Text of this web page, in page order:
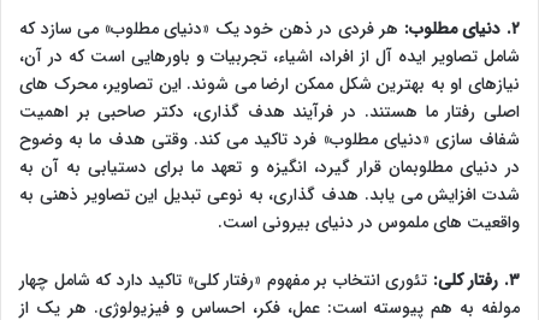
۲. دنیای مطلوب:
هر فردی در ذهن خود یک «دنیای مطلوب» می سازد که
شامل تصاویر ایده آل از افراد، اشیاء، تجربیات و باورهایی است که در آن،
نیازهای او به بهترین شکل ممکن ارضا می شوند. این تصاویر، محرک های
اصلی رفتار ما هستند. در فرآیند هدف گذاری، دکتر صاحبی بر اهمیت
شفاف سازی «دنیای مطلوب» فرد تاکید می کند. وقتی هدف ما به وضوح
در دنیای مطلوبمان قرار گیرد، انگیزه و تعهد ما برای دستیابی به آن به
شدت افزایش می یابد. هدف گذاری، به نوعی تبدیل این تصاویر ذهنی به
واقعیت های ملموس در دنیای بیرونی است.
۳. رفتار کلی:
تئوری انتخاب بر مفهوم «رفتار کلی» تاکید دارد که شامل چهار
مولفه به هم پیوسته است: عمل، فکر، احساس و فیزیولوژی. هر یک از